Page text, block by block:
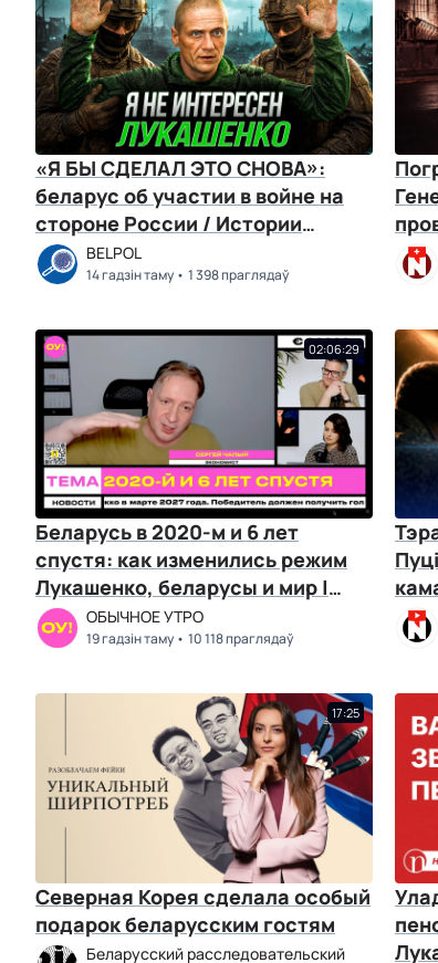
«Я БЫ СДЕЛАЛ ЭТО СНОВА»:
беларус об участии в войне на
стороне России / Истории
оккупантов / BELPOL
BELPOL
14 гадзін таму 1 398 праглядаў
02:06:29
Беларусь в 2020-м и 6 лет
спустя: как изменились режим
Лукашенко, беларусы и мир |
Чалый, Козлов
ОБЫЧНОЕ УТРО
19 гадзін таму 10 118 праглядаў
17:25
Северная Корея сделала особый
подарок беларусским гостям
Беларусский расследовательский